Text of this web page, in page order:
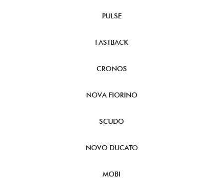
PULSE
FASTBACK
CRONOS
NOVA FIORINO
SCUDO
NOVO DUCATO
MOBI